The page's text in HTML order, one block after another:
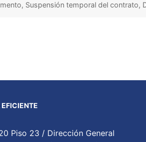
Suspensión temporal del contrato,
Piso 23 / Dirección General